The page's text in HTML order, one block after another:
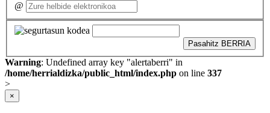
@
Pasahitz BERRIA
Warning: Undefined array key "alertaberri" in
/home/herrialdizka/public_html/index.php on line 337
>
×